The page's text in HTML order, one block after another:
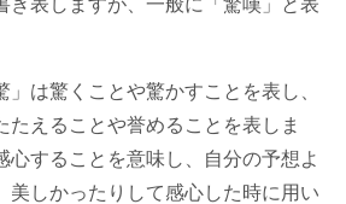
き表しますが、一般に「驚嘆」と表
は驚くことや驚かすことを表し、
たえることや誉めることを表しま
心することを意味し、自分の予想よ
美しかったりして感心した時に用い